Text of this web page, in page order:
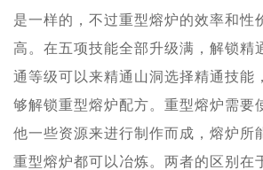
是一样的，不过重型熔炉的效率和性
高。在五项技能全部升级满，解锁精
通等级可以来精通山洞选择精通技能
够解锁重型熔炉配方。重型熔炉需要
他一些资源来进行制作而成，熔炉所
重型熔炉都可以冶炼。两者的区别在